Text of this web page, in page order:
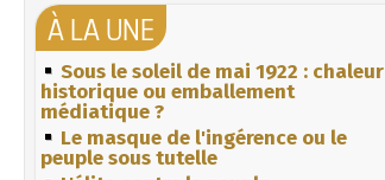
À LA UNE
Sous le soleil de mai 1922 : chaleur
historique ou emballement
médiatique ?
Le masque de l'ingérence ou le
peuple sous tutelle